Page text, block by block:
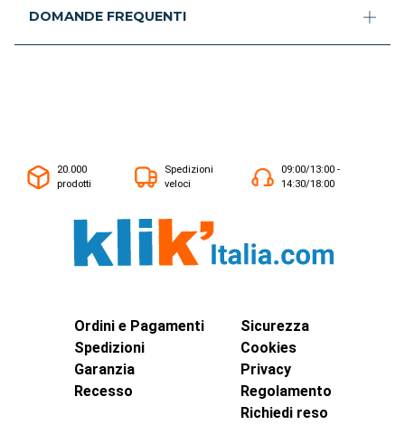
DOMANDE FREQUENTI
20.000
prodotti
Spedizioni
veloci
09:00/13:00 -
14:30/18:00
Ordini e Pagamenti
Spedizioni
Garanzia
Recesso
Sicurezza
Cookies
Privacy
Regolamento
Richiedi reso